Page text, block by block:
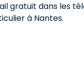
gratuit dans les
à Nantes.